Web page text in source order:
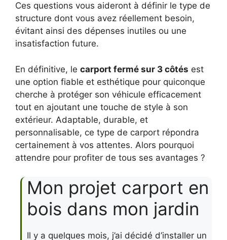
Ces questions vous aideront à définir le type de
structure dont vous avez réellement besoin,
évitant ainsi des dépenses inutiles ou une
insatisfaction future.
En définitive, le carport fermé sur 3 côtés est
une option fiable et esthétique pour quiconque
cherche à protéger son véhicule efficacement
tout en ajoutant une touche de style à son
extérieur. Adaptable, durable, et
personnalisable, ce type de carport répondra
certainement à vos attentes. Alors pourquoi
attendre pour profiter de tous ses avantages ?
Mon projet carport en
bois dans mon jardin
Il y a quelques mois, j’ai décidé d’installer un